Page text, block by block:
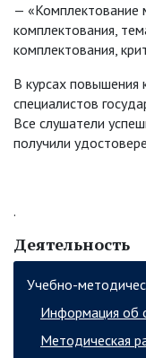
Деятельность
Учебно-
Информация об
Методическая
— «Комплектование
комплектования,
комплектования,
В курсах повышения
специалистов
Все слушатели
получили
.